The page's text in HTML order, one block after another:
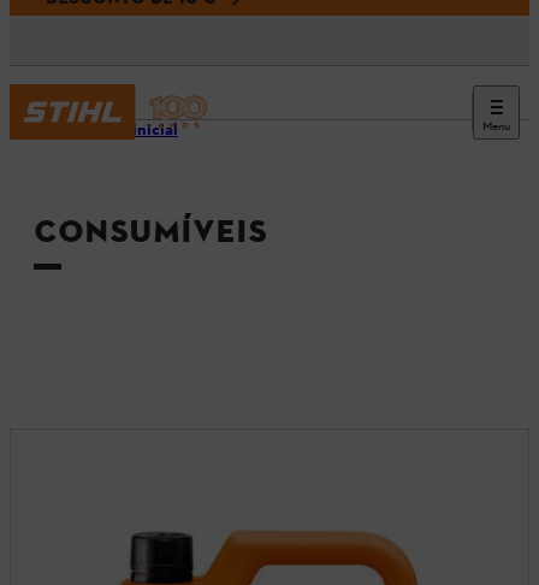
Menu
Página inicial
CONSUMÍVEIS